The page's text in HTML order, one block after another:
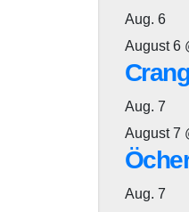
Aug. 6
August 6
Aug. 7
August 7
Aug. 7